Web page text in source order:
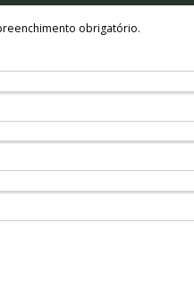
obrigatório.